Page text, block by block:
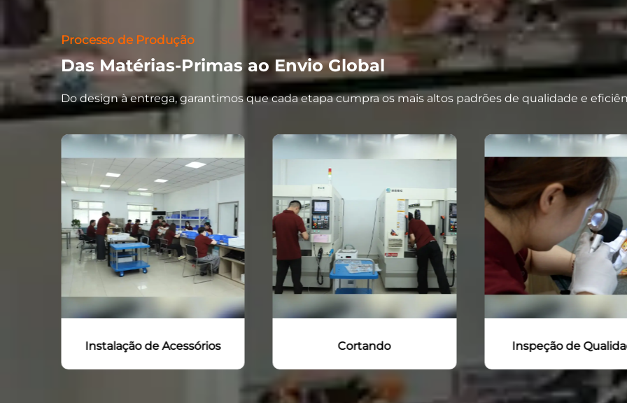
Processo de Produção
Das Matérias-Primas ao Envio Global
Do design à entrega, garantimos que cada etapa cumpra os mais altos padrões de qualidade e
Cortando Inspeção de Qualidade Embalagem